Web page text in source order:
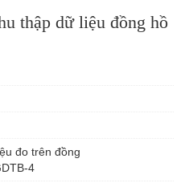
thập dữ liệu đồng hồ
đo trên đồng
4